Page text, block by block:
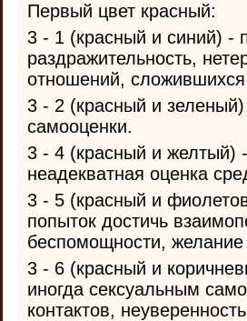
Первый цвет красный:
3 - 1 (красный и синий) -
раздражительность,
отношений,
3 - 2 (красный и зеленый)
самооценки.
3 - 4 (красный и желтый)
неадекватная оценка
3 - 5 (красный и
попыток достичь
беспомощности, желание
3 - 6 (красный и
иногда сексуальным
контактов,